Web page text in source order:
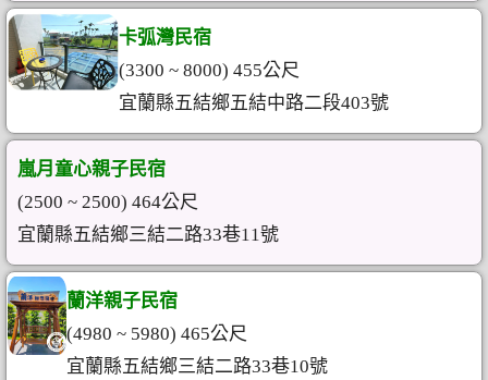
卡弧灣民宿
(3300 ~ 8000) 455公尺
宜蘭縣五結鄉五結中路二段403號
嵐月童心親子民宿
(2500 ~ 2500) 464公尺
宜蘭縣五結鄉三結二路33巷11號
蘭洋親子民宿
(4980 ~ 5980) 465公尺
宜蘭縣五結鄉三結二路33巷10號